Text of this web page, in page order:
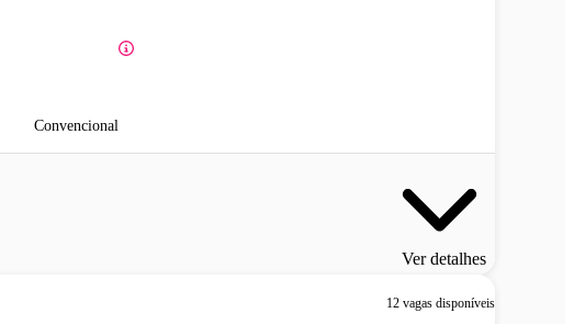
Convencional
Ver detalhes
12 vagas disponíveis